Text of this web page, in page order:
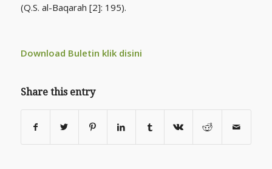
(Q.S. al-Baqarah [2]: 195).
Download Buletin klik disini
Share this entry